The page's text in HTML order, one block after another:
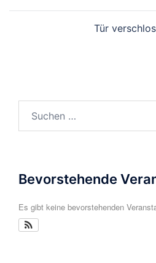
Tür
Bevorstehende
Es gibt keine bevorstehenden